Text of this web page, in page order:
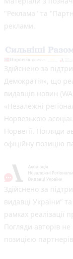
"Реклама" та
реклами.
Здійснено за
Демократія», що
видавців новин
«Незалежні
Норвезькою
Норвегії. Погляди
офіційну позицію
Здійснено за
видавці України”
рамках реалізації
Погляди авторів
позицією партнерів